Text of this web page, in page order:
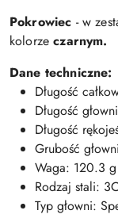
Pokrowiec - w
kolorzeczarnym.
Dane techniczne:
Długość
Długość
Długość
Grubość
Waga: 120.3
Rodzaj stali:
Typ głowni: